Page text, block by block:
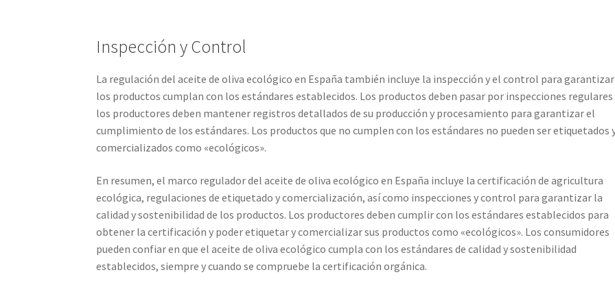
Inspección y Control
La regulación del aceite de oliva ecológico en España también incluye la inspección y el control para garantizar
los productos cumplan con los estándares establecidos. Los productos deben pasar por inspecciones regulares
los productores deben mantener registros detallados de su producción y procesamiento para garantizar el
cumplimiento de los estándares. Los productos que no cumplen con los estándares no pueden ser etiquetados
comercializados como «ecológicos».
En resumen, el marco regulador del aceite de oliva ecológico en España incluye la certificación de agricultura
ecológica, regulaciones de etiquetado y comercialización, así como inspecciones y control para garantizar la
calidad y sostenibilidad de los productos. Los productores deben cumplir con los estándares establecidos para
obtener la certificación y poder etiquetar y comercializar sus productos como «ecológicos». Los consumidores
pueden confiar en que el aceite de oliva ecológico cumpla con los estándares de calidad y sostenibilidad
establecidos, siempre y cuando se compruebe la certificación orgánica.